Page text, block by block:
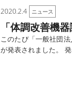
2020.2.4 ニュース
「体調改善機
このたび「一般社団
が発表されました。